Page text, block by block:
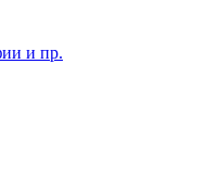
и пр.